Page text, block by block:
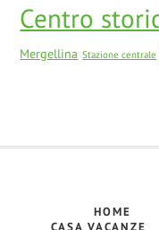
Centro
Mergellina Stazione centrale
HOME